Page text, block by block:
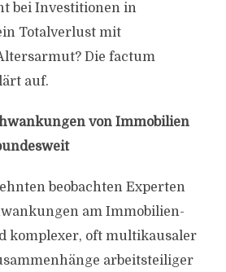
bei Investitionen in
Totalverlust mit
Die factum
auf.
von Immobilien
beobachten Experten
am Immobilien-
komplexer, oft multikausaler
arbeitsteiliger